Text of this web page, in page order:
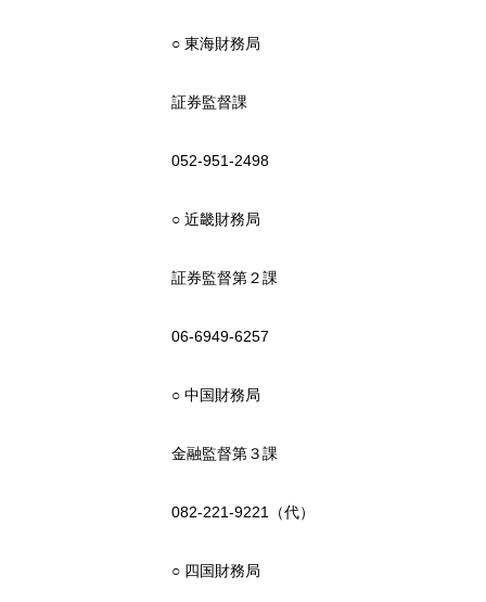
○ 東海財務局
証券監督課
052-951-2498
○ 近畿財務局
証券監督第２課
06-6949-6257
○ 中国財務局
金融監督第３課
082-221-9221（代）
○ 四国財務局